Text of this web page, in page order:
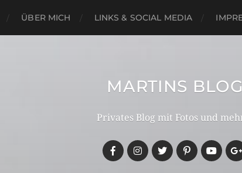
ÜBER MICH LINKS & SOCIAL MEDIA
MARTINS BLOG
Privates Blog mit Fotos und